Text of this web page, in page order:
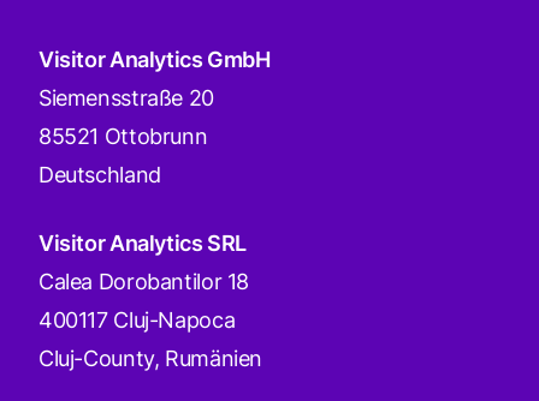
Visitor Analytics GmbH
Siemensstraße 20
85521 Ottobrunn
Deutschland
Visitor Analytics SRL
Calea Dorobantilor 18
400117 Cluj-Napoca
Cluj-County, Rumänien